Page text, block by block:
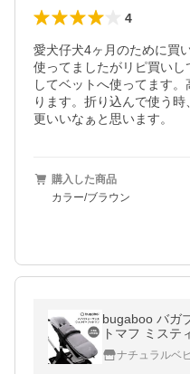
4
愛犬仔犬4ヶ月のために買
使ってましたがリピ買い
してベットへ使ってます
ります。折り込んで使う
更いいなぁと思います。
購入した商品
カラー/ブラウン
bugaboo バガ
トマフ ミステ
リーナチュラルベ